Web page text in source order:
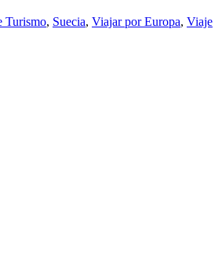
Turismo, Suecia, Viajar por Europa, Viaje